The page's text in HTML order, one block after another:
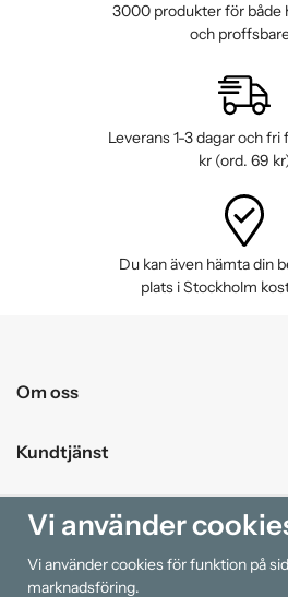
3000 produkter för både
och
Leverans 1-3 dagar och
kr (ord. 69
Du kan även hämta din
plats i Stockholm
Om oss
Kundtjänst
Handla
Information
Vi använder
Vi använder cookies för funktion på
marknadsföring.